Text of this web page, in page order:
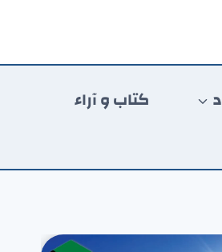
كتاب و آراء